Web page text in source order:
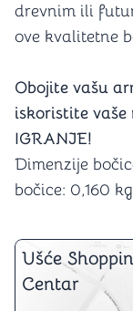
drevnim ili
ove kvalitetne
Obojite vašu
iskoristite vaše
IGRANJE!
Dimenzije
bočice: 0,160 kg
Ušće
Centar